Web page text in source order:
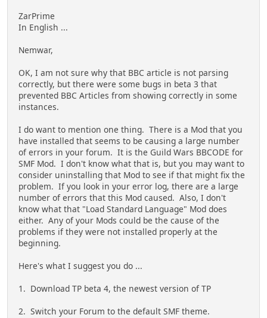
ZarPrime
In English ...
Nemwar,
OK, I am not sure why that BBC article is not parsing
correctly, but there were some bugs in beta 3 that
prevented BBC Articles from showing correctly in some
instances.
I do want to mention one thing. There is a Mod that you
have installed that seems to be causing a large number
of errors in your forum. It is the Guild Wars BBCODE for
SMF Mod. I don't know what that is, but you may want to
consider uninstalling that Mod to see if that might fix the
problem. If you look in your error log, there are a large
number of errors that this Mod caused. Also, I don't
know what that "Load Standard Language" Mod does
either. Any of your Mods could be the cause of the
problems if they were not installed properly at the
beginning.
Here's what I suggest you do ...
1. Download TP beta 4, the newest version of TP
2. Switch your Forum to the default SMF theme.